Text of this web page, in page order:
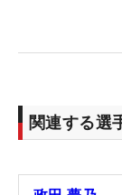
関連する選